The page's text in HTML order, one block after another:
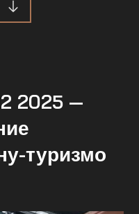
2025 —
туризмо